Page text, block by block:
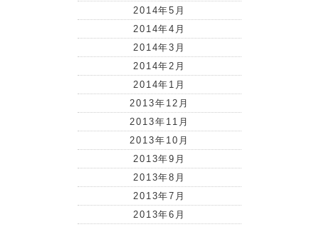
2014年5月
2014年4月
2014年3月
2014年2月
2014年1月
2013年12月
2013年11月
2013年10月
2013年9月
2013年8月
2013年7月
2013年6月